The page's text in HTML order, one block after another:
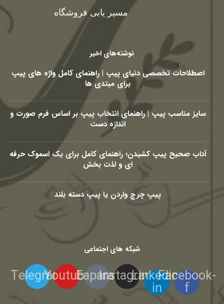
مسیر یابی فروشگاه
نوشته‌های اخیر
اصطلاحات تخصصی دنیای پیپ | راهنمای کامل واژه های پیپ
برای مبتدی ها
سایز مناسب پیپ | راهنمای انتخاب پیپ بر اساس فرم صورت و
اندازه دست
آداب صحیح پیپ کشیدن؛ راهنمای کامل برای یک اسموک حرفه
ای و لذت بخش
پیپ چرچ واردن یا پیپ دسته بلند
شبکه های اجتماعی
Facebook-
f
Linkedin-
in
Instagram
Eaparat
Youtube
Telegram